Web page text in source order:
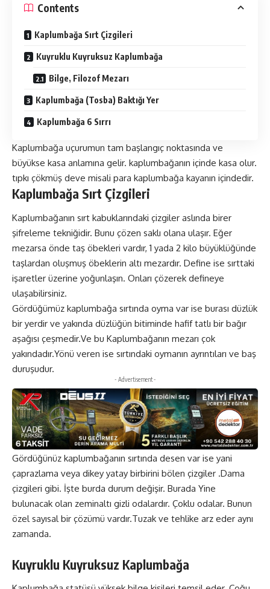
Contents
Kaplumbağa Sırt Çizgileri
Kuyruklu Kuyruksuz Kaplumbağa
Bilge, Filozof Mezarı
Kaplumbağa (Tosba) Baktığı Yer
Kaplumbağa 6 Sırrı
Kaplumbağa uçurumun tam başlangıç noktasında ve
büyükse kasa anlamına gelir. kaplumbağanın içinde kasa olur.
tıpkı çökmüş deve misali para kaplumbağa kayanın içindedir.
Kaplumbağa Sırt Çizgileri
Kaplumbağanın sırt kabuklarındaki çizgiler aslında birer
şifreleme tekniğidir. Bunu çözen saklı olana ulaşır. Eğer
mezarsa önde taş öbekleri vardır, 1 yada 2 kilo büyüklüğünde
taşlardan oluşmuş öbeklerin altı mezardır. Define ise sırttaki
işaretler üzerine yoğunlaşın. Onları çözerek defineye
ulaşabilirsiniz.
Gördüğümüz kaplumbağa sırtında oyma var ise burası düzlük
bir yerdir ve yakında düzlüğün bitiminde hafif tatlı bir bağır
aşağısı çeşmedir.Ve bu Kaplumbağanın mezarı çok
yakındadır.Yönü veren ise sırtındaki oymanın ayrıntıları ve baş
duruşudur.
- Advertisement -
Gördüğünüz kaplumbağanın sırtında desen var ise yani
çaprazlama veya dikey yatay birbirini bölen çizgiler .Dama
çizgileri gibi. İşte burda durum değişir. Burada Yine
bulunacak olan zeminaltı gizli odalardır. Çoklu odalar. Bunun
özel sayısal bir çözümü vardır.Tuzak ve tehlike arz eder aynı
zamanda.
Kuyruklu Kuyruksuz Kaplumbağa